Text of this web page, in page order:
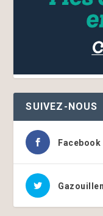
SUIVEZ-NOUS
Facebook